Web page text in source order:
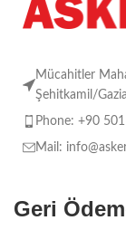
Mücahitler
Şehitkamil/
Phone: +90
Mail:
Geri